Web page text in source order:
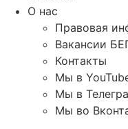
О нас
Правовая
Вакансии
Контакты
Мы в
Мы в
Мы во